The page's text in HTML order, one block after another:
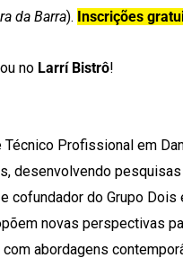
da Barra). Inscrições
ou no Larrí Bistrô!
Profissional em
desenvolvendo
cofundador do Grupo Dois
novas perspectivas
abordagens